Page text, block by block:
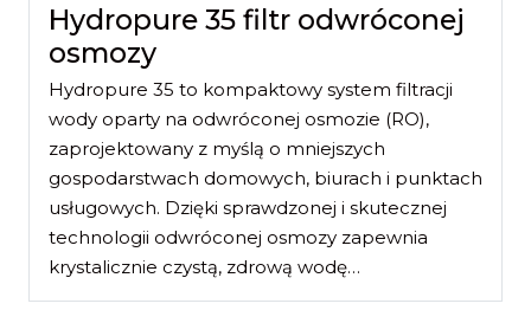
Hydropure 35 filtr odwróconej
osmozy
Hydropure 35 to kompaktowy system filtracji
wody oparty na odwróconej osmozie (RO),
zaprojektowany z myślą o mniejszych
gospodarstwach domowych, biurach i punktach
usługowych. Dzięki sprawdzonej i skutecznej
technologii odwróconej osmozy zapewnia
krystalicznie czystą, zdrową wodę…